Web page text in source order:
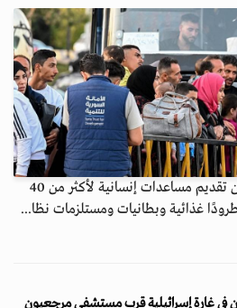
أعلنت سلوفينيا، الجمعة، عن تقديم مساعدات إنسانية لأكثر من 40
غذائية وبطانيات ومستلزمات نظا...